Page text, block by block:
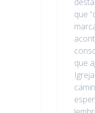
que
que